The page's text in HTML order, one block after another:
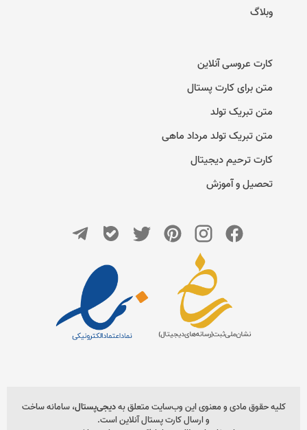
وبلاگ
کارت عروسی آنلاین
متن برای کارت پستال
متن تبریک تولد
متن تبریک تولد مرداد ماهی
کارت ترحیم دیجیتال
تحصیل و آموزش
کلیه حقوق مادی و معنوی این وب‌سایت متعلق بهدیجی‌پستال، سامانه ساخت
و ارسال کارت پستال آنلاین است.